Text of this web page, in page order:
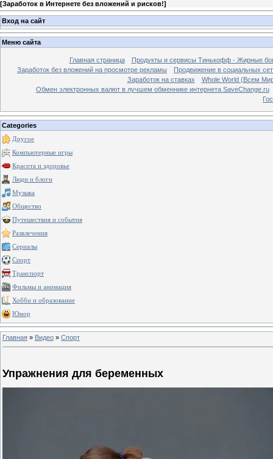
[Заработок в Интернете без вложений и рисков!]
Вход на сайт
Меню сайта
Главная страница
Продукты и сервисы Тинькофф - Жирные
Заработок без вложений на просмотре рекламы
Продвижение в социальных
Заработок на ставках
Whole World (Всем
Обмен электронных валют в лучшем обменнике интернета SaveChange.ru
Categories
Другое
Компьютерные игры
Красота и здоровье
Люди и блоги
Музыка
Общество
Путешествия и события
Развлечения
Сериалы
Спорт
Транспорт
Фильмы и анимация
Хобби и образование
Юмор
Главная » Видео » Спорт
Упражнения для беременных